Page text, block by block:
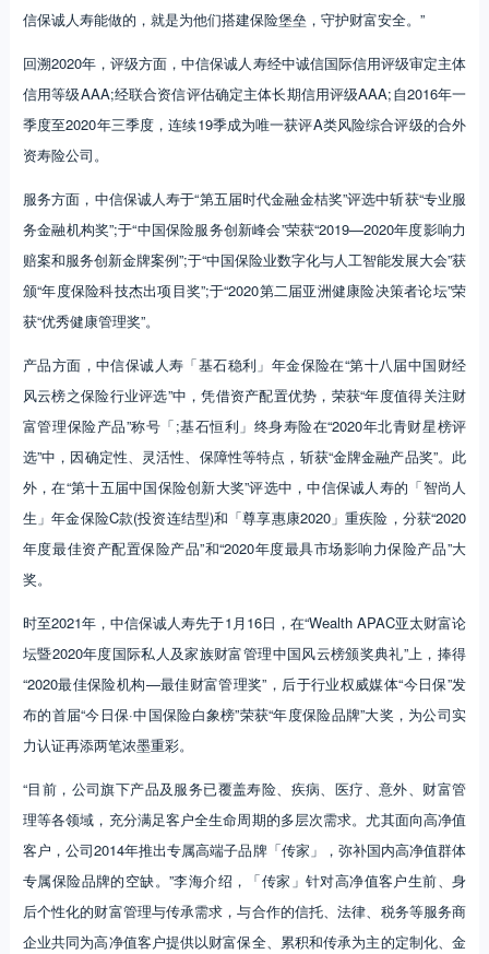
信保诚人寿能做的，就是为他们搭建保险堡垒，守护财富安全。”
回溯2020年，评级方面，中信保诚人寿经中诚信国际信用评级审定主体
信用等级AAA;经联合资信评估确定主体长期信用评级AAA;自2016年一
季度至2020年三季度，连续19季成为唯一获评A类风险综合评级的合外
资寿险公司。
服务方面，中信保诚人寿于“第五届时代金融金桔奖”评选中斩获“专业服
务金融机构奖”;于“中国保险服务创新峰会”荣获“2019—2020年度影响力
赔案和服务创新金牌案例”;于“中国保险业数字化与人工智能发展大会”获
颁“年度保险科技杰出项目奖”;于“2020第二届亚洲健康险决策者论坛”荣
获“优秀健康管理奖”。
产品方面，中信保诚人寿「基石稳利」年金保险在“第十八届中国财经
风云榜之保险行业评选”中，凭借资产配置优势，荣获“年度值得关注财
富管理保险产品”称号「;基石恒利」终身寿险在“2020年北青财星榜评
选”中，因确定性、灵活性、保障性等特点，斩获“金牌金融产品奖”。此
外，在“第十五届中国保险创新大奖”评选中，中信保诚人寿的「智尚人
生」年金保险C款(投资连结型)和「尊享惠康2020」重疾险，分获“2020
年度最佳资产配置保险产品”和“2020年度最具市场影响力保险产品”大
奖。
时至2021年，中信保诚人寿先于1月16日，在“Wealth APAC亚太财富论
坛暨2020年度国际私人及家族财富管理中国风云榜颁奖典礼”上，捧得
“2020最佳保险机构—最佳财富管理奖”，后于行业权威媒体“今日保”发
布的首届“今日保·中国保险白象榜”荣获“年度保险品牌”大奖，为公司实
力认证再添两笔浓墨重彩。
“目前，公司旗下产品及服务已覆盖寿险、疾病、医疗、意外、财富管
理等各领域，充分满足客户全生命周期的多层次需求。尤其面向高净值
客户，公司2014年推出专属高端子品牌「传家」，弥补国内高净值群体
专属保险品牌的空缺。”李海介绍，「传家」针对高净值客户生前、身
后个性化的财富管理与传承需求，与合作的信托、法律、税务等服务商
企业共同为高净值客户提供以财富保全、累积和传承为主的定制化、金